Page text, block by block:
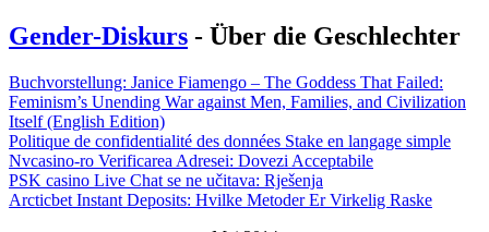
Gender-Diskurs - Über die Geschlechter
Buchvorstellung: Janice Fiamengo – The Goddess That Failed:
Feminism’s Unending War against Men, Families, and Civilization
Itself (English Edition)
Politique de confidentialité des données Stake en langage simple
Nvcasino-ro Verificarea Adresei: Dovezi Acceptabile
PSK casino Live Chat se ne učitava: Rješenja
Arcticbet Instant Deposits: Hvilke Metoder Er Virkelig Raske